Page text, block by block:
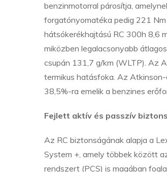
benzinmotorral párosítja,
forgatónyomatéka pedig 221
hátsókerékhajtású RC 300h 8,6
miközben legalacsonyabb
csupán 131,7 g/km (WLTP). Az
termikus hatásfoka. Az
38,5%-ra emelik a benzines
Fejlett aktív és passzív
Az RC biztonságának alapja a
System +, amely többek között
rendszert (PCS) is magában